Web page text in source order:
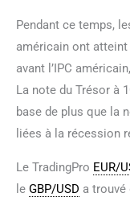
Pendant ce temps,
américain ont atteint
avant l’IPC
La note du Trésor à
base de plus que la
liées à la récession
Le TradingPro EUR/
le GBP/USD a trouvé